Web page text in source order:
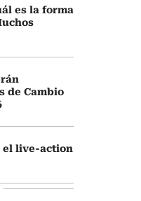
es la forma
de Cambio
el live-action